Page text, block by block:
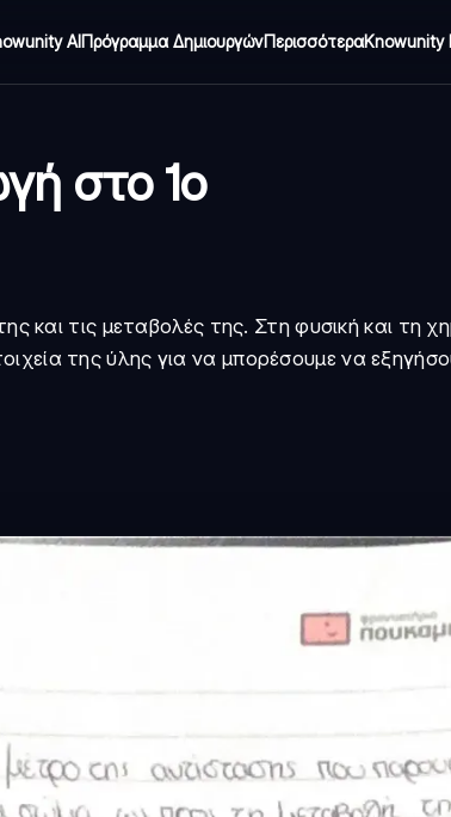
AIΠρόγραμμα ΔημιουργώνΠερισσότεραKnowunity
στο 1ο
και τις μεταβολές της. Στη φυσική και τη
της ύλης για να μπορέσουμε να